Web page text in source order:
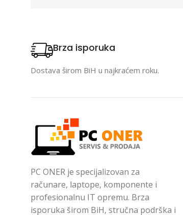
Brza isporuka
Dostava širom BiH u najkraćem roku.
PC ONER je specijalizovan za
računare, laptope, komponente i
profesionalnu IT opremu. Brza
isporuka širom BiH, stručna podrška i